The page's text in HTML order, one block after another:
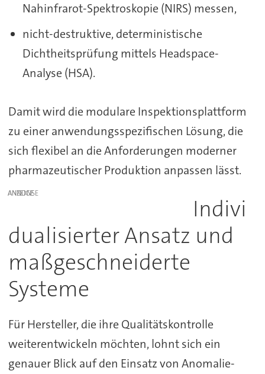
Nahinfrarot-Spektroskopie (NIRS) messen,
nicht-destruktive, deterministische
Dichtheitsprüfung mittels Headspace-
Analyse (HSA).
Damit wird die modulare Inspektionsplattform
zu einer anwendungsspezifischen Lösung, die
sich flexibel an die Anforderungen moderner
pharmazeutischer Produktion anpassen lässt.
ANZEIGE
Indivi
dualisierter Ansatz und
maßgeschneiderte
Systeme
Für Hersteller, die ihre Qualitätskontrolle
weiterentwickeln möchten, lohnt sich ein
genauer Blick auf den Einsatz von Anomalie-